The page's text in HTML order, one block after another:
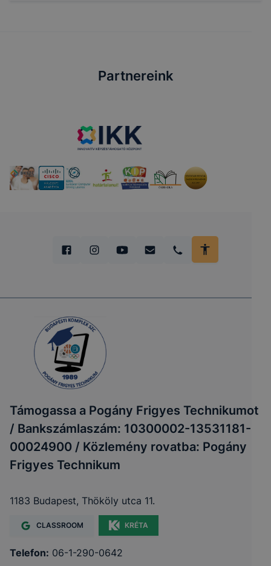
Partnereink
Támogassa a Pogány Frigyes Technikumot
/ Bankszámlaszám: 10300002-13531181-
00024900 / Közlemény rovatba: Pogány
Frigyes Technikum
1183 Budapest, Thököly utca 11.
CLASSROOM KRÉTA
Telefon: 06-1-290-0642